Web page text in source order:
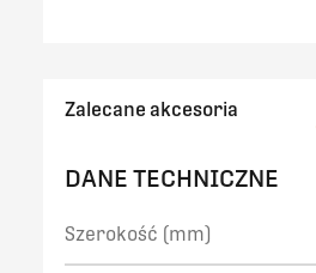
Zalecane akcesoria
DANE TECHNICZNE
Szerokość (mm)